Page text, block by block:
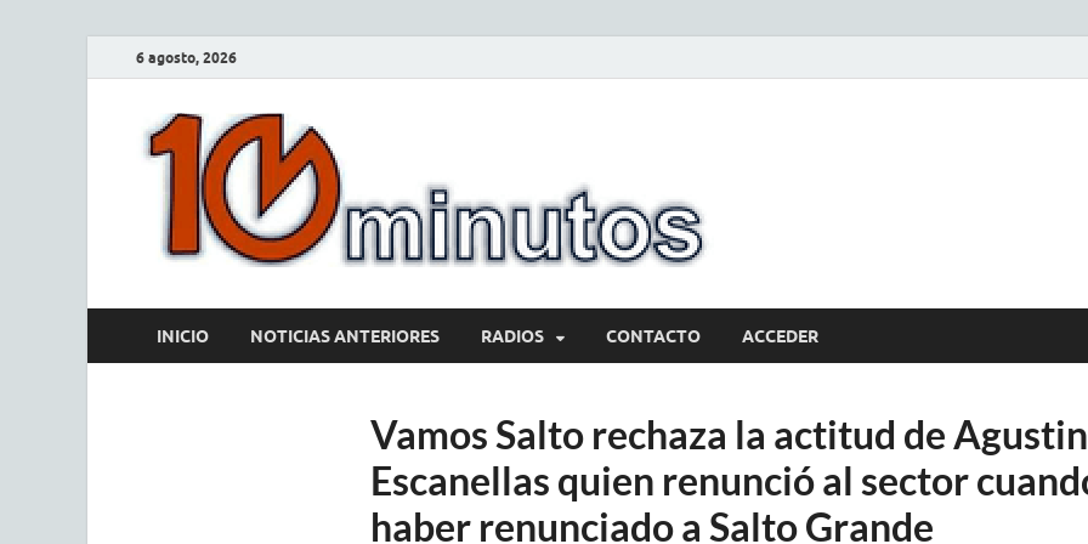
6 agosto, 2026
INICIO NOTICIAS ANTERIORES RADIOS CONTACTO ACCEDER
Vamos Salto rechaza la actitud de
Escanellas quien renunció al sector
haber renunciado a Salto Grande